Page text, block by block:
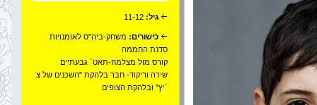
גיל: 11-12
כישורים: משחק-ביה"ס לאומנויות
סדנת החממה
קורס מול מצלמה-תאט´ גבעתיים
שירה וריקוד- חבר בלהקת "השכנים של צ
´יץ" ובלהקת הצופים